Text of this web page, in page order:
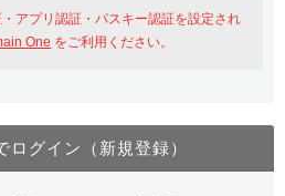
ーバーを含む最新の機能を使う方
Oneにログイン
アプリ認証・パスキー認証を設定され
One をご利用ください。
ログイン（新規登録）